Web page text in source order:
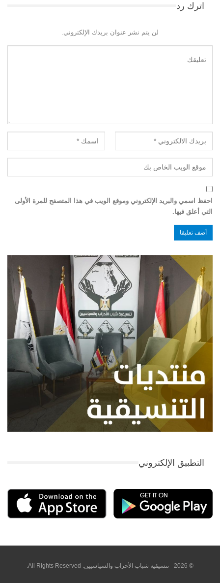
اترك رد
لن يتم نشر عنوان بريدك الإلكتروني.
احفظ اسمي والبريد الإلكتروني وموقع الويب في هذا المتصفح للمرة الأولى
التي أعلق فيها.
التطبيق الإلكتروني
© 2026 - تنسيقية شباب الأحزاب والسياسيين. All Rights Reserved.